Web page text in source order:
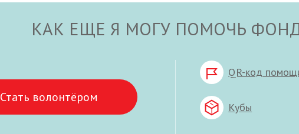
КАК ЕЩЕ Я МОГУ ПОМОЧЬ
Стать волонтёром
QR-код
Кубы